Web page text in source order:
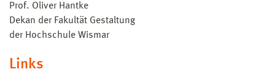
Prof. Oliver Hantke
Dekan der Fakultät Gestaltung
der Hochschule Wismar
Links